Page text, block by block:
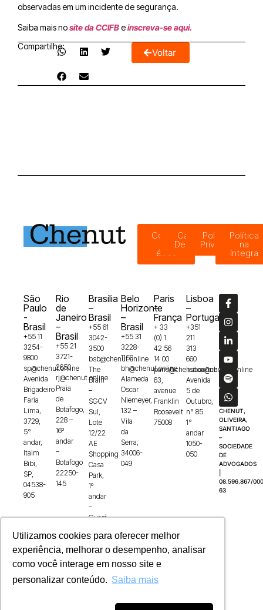
Utilizamos cookies para oferecer melhor
experiência, melhorar o desempenho, analisar
como você interage em nosso site e
personalizar conteúdo. Saiba mais
observadas em um incidente de segurança.
Saiba mais nosite da CCIFBeinscreva-se aqui.
Compartilhe:
Voltar
Código
ética
Canal de
Denúncias
Política de
Privacidade
Política
na
íntegra
São
Paulo
-
Brasil
+55 11
3254-
9800
sp@chenut.online
Avenida
Brigadeiro
Faria
Lima,
3729,
5°
andar,
Itaim
Bibi,
SP,
04538-
905
Rio
de
Janeiro
–
Brasil
+55 21
3721-
2650
rj@chenut.online
Praia
de
Botafogo,
228 –
16º
andar
–
Botafogo
22250-
145
Brasília
–
Brasil
+55 61
3042-
3500
bsb@chenut.online
The
Brain
–
SGCV
Sul,
Lote
12/22
AE
Shopping
Casa
Park,
1º
andar
–
Guará,
100
Belo
Horizonte
–
Brasil
+55 31
3228-
1150
bh@chenut.online
Alameda
Oscar
Niemeyer,
132 –
Vila
da
Serra,
34006-
049
Paris
–
França
+ 33
(0) 1
42 56
14 00
paris@chenut.online
63,
avenue
Franklin
Roosevelt
75008
Lisboa
–
Portugal
+351
211
313
660
lisboa@chenut.online
Avenida
5 de
Outubro,
n° 85
1°
andar
1050-
050
CHENUT,
OLIVEIRA,
SANTIAGO
–
SOCIEDADE
DE
ADVOGADOS
08.596.867/
63